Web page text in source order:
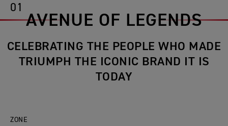
01
AVENUE OF LEGENDS
CELEBRATING THE PEOPLE WHO MADE
TRIUMPH THE ICONIC BRAND IT IS
TODAY
ZONE